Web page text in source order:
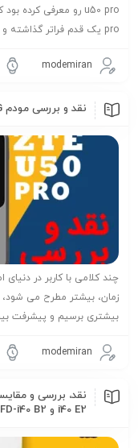
pro یک قدم فراتر گذاشته و بیشتر از نیاز کاربران ...
modemiran
نقد و بررسی مودم ZTE U50 Pro 5G
چند کلامی با کاربر در
زمان، بیشتر مطرح می شود،
بیشتری برسیم و پیشرفت
modemiran
i40 E2 و FD-i40 B2